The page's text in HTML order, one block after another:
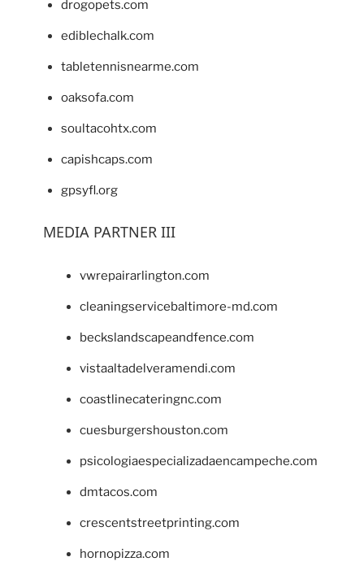
drogopets.com
ediblechalk.com
tabletennisnearme.com
oaksofa.com
soultacohtx.com
capishcaps.com
gpsyfl.org
MEDIA PARTNER III
vwrepairarlington.com
cleaningservicebaltimore-md.com
beckslandscapeandfence.com
vistaaltadelveramendi.com
coastlinecateringnc.com
cuesburgershouston.com
psicologiaespecializadaencampeche.com
dmtacos.com
crescentstreetprinting.com
hornopizza.com